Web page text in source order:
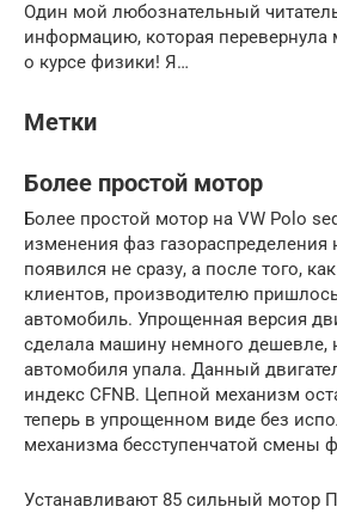
Один мой любознательный
информацию, которая перевернула
о курсе физики! Я…
Метки
Более простой мотор
Более простой мотор на VW Polo
изменения фаз газораспределения
появился не сразу, а после того,
клиентов, производителю
автомобиль. Упрощенная версия
сделала машину немного дешевле,
автомобиля упала. Данный
индекс CFNB. Цепной механизм
теперь в упрощенном виде без
механизма бесступенчатой смены
Устанавливают 85 сильный мотор